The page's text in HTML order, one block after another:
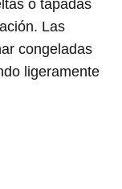
o tapadas
Las
congeladas
ligeramente